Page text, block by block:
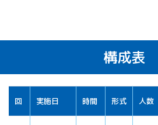
構成表
回 実施日 時間 形式 人数